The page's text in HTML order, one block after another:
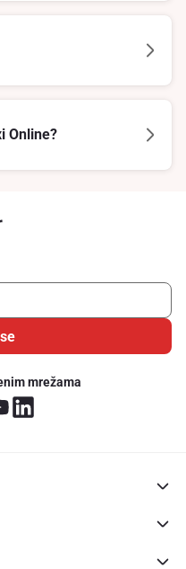
Online?
mrežama